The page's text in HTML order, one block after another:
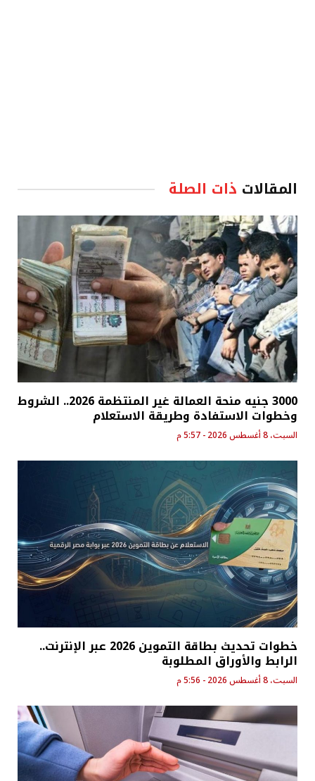
المقالات ذات الصلة
3000 جنيه منحة العمالة غير المنتظمة 2026.. الشروط
وخطوات الاستفادة وطريقة الاستعلام
السبت، 8 أغسطس 2026 - 5:57 م
خطوات تحديث بطاقة التموين 2026 عبر الإنترنت..
الرابط والأوراق المطلوبة
السبت، 8 أغسطس 2026 - 5:56 م